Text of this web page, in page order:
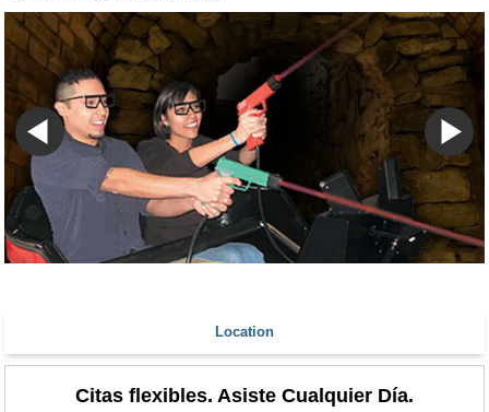
Location
Citas flexibles. Asiste Cualquier Día.